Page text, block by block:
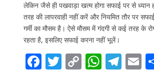
लेकिन जैसे ही पखवाड़ा खत्म होगा सफाई पर से ध्यान
तरह की लापरवाही नहीं करें और नियमित तौर पर
गर्मी का मौसम है। ऐसे मौसम में गंदगी से कई तरह के
रहता है, इसलिए सफाई करना नहीं भूलें।
F T C W T E